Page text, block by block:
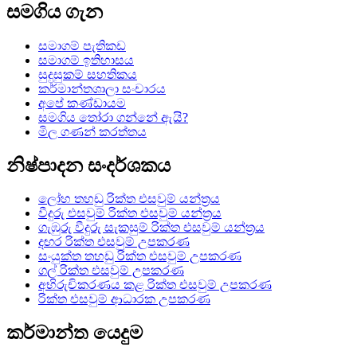
සමගිය ගැන
සමාගම් පැතිකඩ
සමාගම් ඉතිහාසය
සුදුසුකම් සහතිකය
කර්මාන්තශාලා සංචාරය
අපේ කණ්ඩායම
සමගිය තෝරා ගන්නේ ඇයි?
මිල ගණන් කරත්තය
නිෂ්පාදන සංදර්ශකය
ලෝහ තහඩු රික්ත එසවුම් යන්ත්‍රය
වීදුරු එසවුම් රික්ත එසවුම් යන්ත්‍රය
ගැඹුරු වීදුරු සැකසුම් රික්ත එසවුම් යන්ත්‍රය
දඟර රික්ත එසවුම් උපකරණ
සංයුක්ත තහඩු රික්ත එසවුම් උපකරණ
ගල් රික්ත එසවුම් උපකරණ
අභිරුචිකරණය කළ රික්ත එසවුම් උපකරණ
රික්ත එසවුම් ආධාරක උපකරණ
කර්මාන්ත යෙදුම